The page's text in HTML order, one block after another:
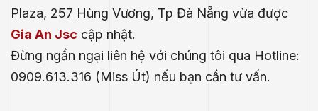
Plaza, 257 Hùng Vương, Tp Đà Nẵng vừa được
Gia An Jsc cập nhật.
Đừng ngần ngại liên hệ với chúng tôi qua Hotline:
0909.613.316 (Miss Út) nếu bạn cần tư vấn.